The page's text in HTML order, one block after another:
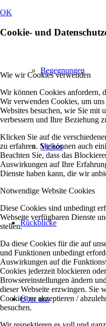
Begegnungen
Videos
Rückblicke
Über uns
OK
Cookie- und
Wie wir Cookies verwenden
Wir können Cookies anfordern,
Wir verwenden Cookies, um
Websites besuchen, wie Sie mit
verbessern und Ihre Beziehung
Klicken Sie auf die
zu erfahren. Sie können auch
Beachten Sie, dass das
Auswirkungen auf Ihre
Dienste haben kann, die wir
Notwendige Website Cookies
Diese Cookies sind unbedingt
Webseite verfügbaren Dienste
stellen.
Da diese Cookies für die auf
und Funktionen unbedingt
Auswirkungen auf die
Cookies jederzeit blockieren
Browsereinstellungen ändern
dieser Webseite erzwingen. Sie
Cookies zu akzeptieren /
besuchen.